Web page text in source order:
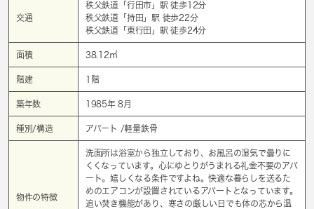
交通
秩父鉄道「 行田市 」駅 徒歩12分
秩父鉄道「 持田 」駅 徒歩22分
秩父鉄道「 東行田 」駅 徒歩24分
面積 38.12㎡
階建 1階
築年数 1985年 8月
種別/構造 アパート /軽量鉄骨
物件の特徴
洗面所は浴室から独立しており、お風呂の湿気で曇りに
くくなっています。心にゆとりがうまれる礼金不要のアパ
ート。嬉しくなる条件ですよね。快適な暮らしを送るた
めのエアコンが設置されているアパートとなっています。
追い焚き機能があり、寒さの厳しい日でも体の芯から温